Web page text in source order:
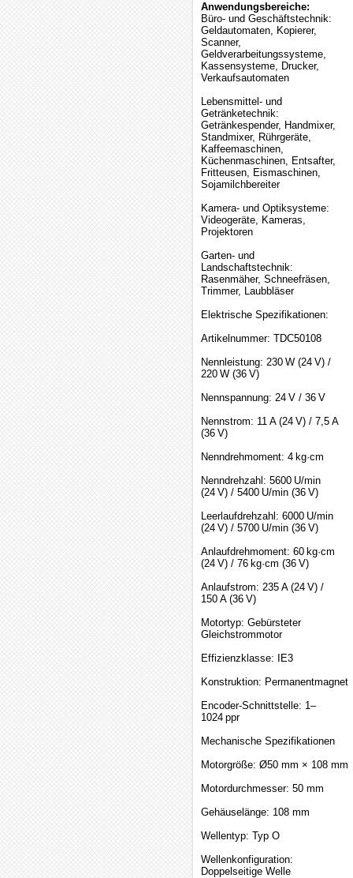
Anwendungsbereiche:
Büro- und Geschäftstechnik:
Geldautomaten, Kopierer,
Scanner,
Geldverarbeitungssysteme,
Kassensysteme, Drucker,
Verkaufsautomaten
Lebensmittel- und
Getränketechnik:
Getränkespender, Handmixer,
Standmixer, Rührgeräte,
Kaffeemaschinen,
Küchenmaschinen, Entsafter,
Fritteusen, Eismaschinen,
Sojamilchbereiter
Kamera- und Optiksysteme:
Videogeräte, Kameras,
Projektoren
Garten- und
Landschaftstechnik:
Rasenmäher, Schneefräsen,
Trimmer, Laubbläser
Elektrische Spezifikationen:
Artikelnummer: TDC50108
Nennleistung: 230 W (24 V) /
220 W (36 V)
Nennspannung: 24 V / 36 V
Nennstrom: 11 A (24 V) / 7,5 A
(36 V)
Nenndrehmoment: 4 kg·cm
Nenndrehzahl: 5600 U/min
(24 V) / 5400 U/min (36 V)
Leerlaufdrehzahl: 6000 U/min
(24 V) / 5700 U/min (36 V)
Anlaufdrehmoment: 60 kg·cm
(24 V) / 76 kg·cm (36 V)
Anlaufstrom: 235 A (24 V) /
150 A (36 V)
Motortyp: Gebürsteter
Gleichstrommotor
Effizienzklasse: IE3
Konstruktion: Permanentmagnet
Encoder-Schnittstelle: 1–
1024 ppr
Mechanische Spezifikationen
Motorgröße: Ø50 mm × 108 mm
Motordurchmesser: 50 mm
Gehäuselänge: 108 mm
Wellentyp: Typ O
Wellenkonfiguration:
Doppelseitige Welle